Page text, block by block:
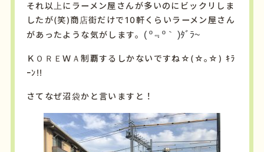
それ以上にラーメン屋さんが多いのにビックリしま
したが(笑)商店街だけで10軒くらいラーメン屋さん
があったような気がします。 ( º﹃º｀ )ﾀﾞﾗ~
ＫＯＲＥＷＡ制覇するしかないですね☆(☆｡☆) ｷﾗ
ｰﾝ!!
さてなぜ沼袋かと言いますと！